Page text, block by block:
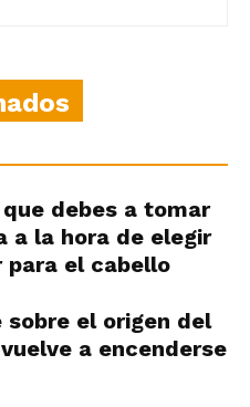
que debes a tomar
a la hora de elegir
para el cabello
sobre el origen del
a encenderse